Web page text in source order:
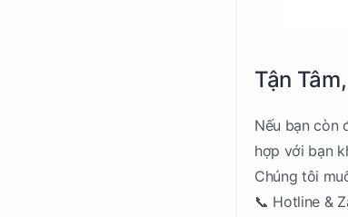
Tận
Nếu bạn còn
hợp với bạn
Chúng tôi
📞 Hotline &